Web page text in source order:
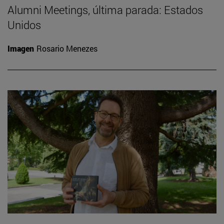
Alumni Meetings, última parada: Estados
Unidos
Imagen Rosario Menezes